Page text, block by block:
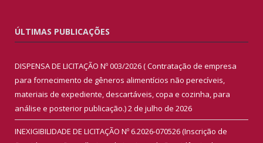
ÚLTIMAS PUBLICAÇÕES
DISPENSA DE LICITAÇÃO Nº 003/2026 ( Contratação de empresa
para fornecimento de gêneros alimentícios não perecíveis,
materiais de expediente, descartáveis, copa e cozinha, para
análise e posterior publicação.)2 de julho de 2026
INEXIGIBILIDADE DE LICITAÇÃO Nº 6.2026-070526 (Inscrição de